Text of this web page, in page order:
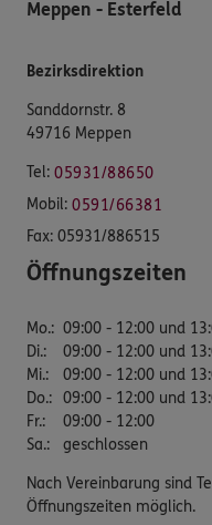
Meppen - Esterfeld
Bezirksdirektion
Sanddornstr. 8
49716 Meppen
Tel: 05931/88650
Mobil: 0591/66381
Fax: 05931/886515
Öffnungszeiten
Mo.: 09:00 - 12:00 und
Di.:
09:00 - 12:00 und
Mi.:
09:00 - 12:00 und
Do.: 09:00 - 12:00 und
Fr.:
09:00 - 12:00
Sa.: geschlossen
Nach Vereinbarung sind
Öffnungszeiten möglich.